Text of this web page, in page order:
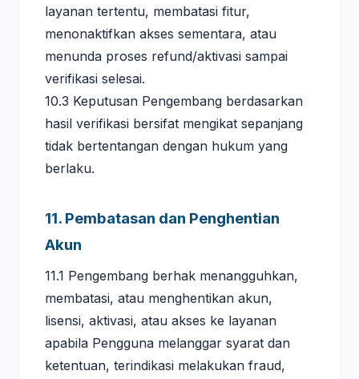
layanan tertentu, membatasi fitur,
menonaktifkan akses sementara, atau
menunda proses refund/aktivasi sampai
verifikasi selesai.
10.3 Keputusan Pengembang berdasarkan
hasil verifikasi bersifat mengikat sepanjang
tidak bertentangan dengan hukum yang
berlaku.
11. Pembatasan dan Penghentian
Akun
11.1 Pengembang berhak menangguhkan,
membatasi, atau menghentikan akun,
lisensi, aktivasi, atau akses ke layanan
apabila Pengguna melanggar syarat dan
ketentuan, terindikasi melakukan fraud,